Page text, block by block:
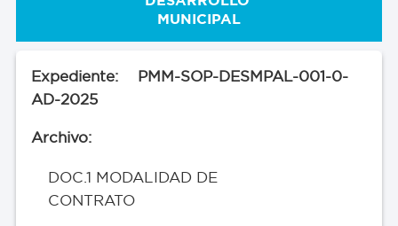
MUNICIPAL
PMM-SOP-DESMPAL-001-0-
AD-2025
DOC.1 MODALIDAD DE
CONTRATO